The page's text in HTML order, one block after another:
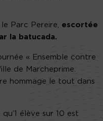
le Parc Pereire, escortée
la batucada.
« Ensemble contre
de Marcheprime.
hommage le tout dans
élève sur 10 est